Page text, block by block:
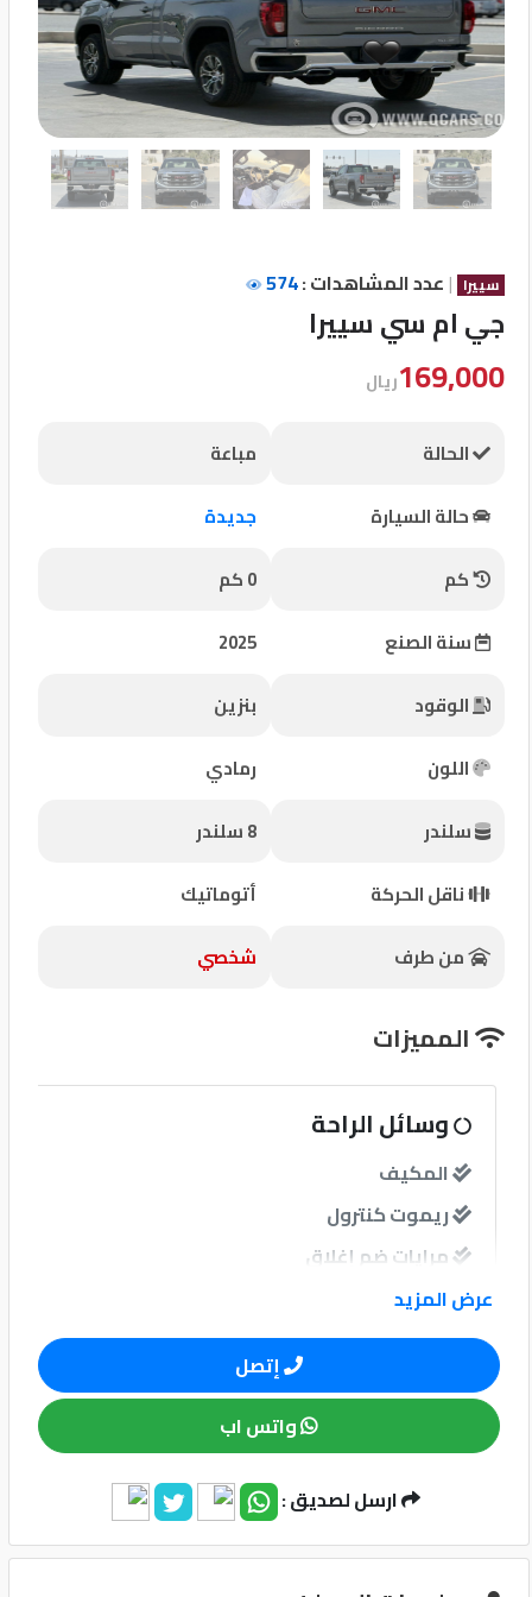
تسجيل
الدخول
English
مستثمري
المعارض
مميزة
إتصل
بنا
المنتدى
كيو
نمبر
كيو
كارز
كيو
ماركت
الدليل
القطري
2020
©
سييرا | عدد المشاهدات :574
جي ام سي سييرا
169,000ريال
الحالة
مباعة
حالة السيارة
جديدة
كم
0 كم
سنة الصنع
2025
الوقود
بنزين
اللون
رمادي
سلندر
8 سلندر
ناقل الحركة
أتوماتيك
من طرف
شخصي
المميزات
وسائل الراحة
المكيف
ريموت كنترول
مرايات ضم إغلاق
نوافذ
نوافذ كهربائية امامية
نوافذ كهربائية خلفية
نظام الصوت
مدخل USB
عرض المزيد
إتصل
واتس اب
ارسل لصديق :